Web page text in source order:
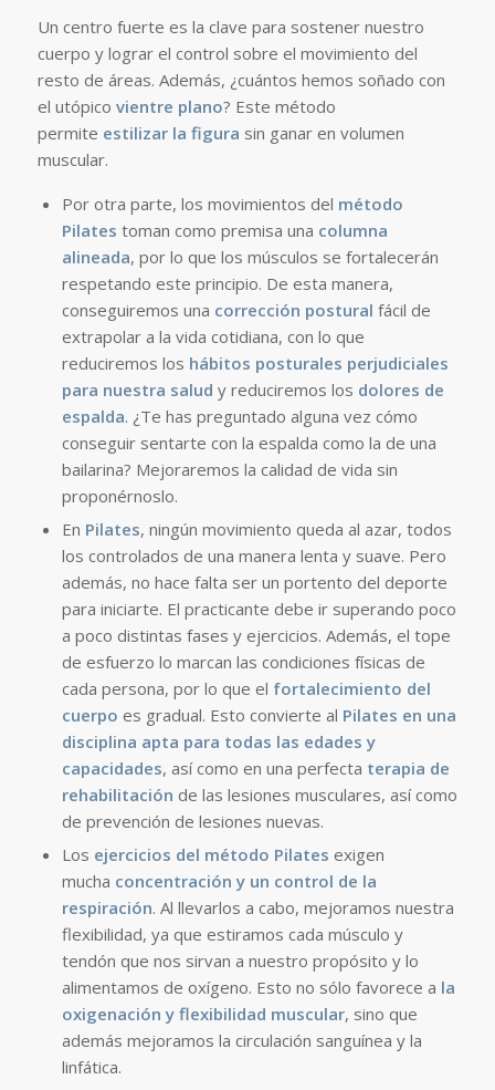
Un centro fuerte es la clave para sostener nuestro
cuerpo y lograr el control sobre el movimiento del
resto de áreas. Además, ¿cuántos hemos soñado con
el utópico vientre plano? Este método
permite estilizar la figura sin ganar en volumen
muscular.
Por otra parte, los movimientos del método
Pilates toman como premisa una columna
alineada, por lo que los músculos se fortalecerán
respetando este principio. De esta manera,
conseguiremos una corrección postural fácil de
extrapolar a la vida cotidiana, con lo que
reduciremos los hábitos posturales perjudiciales
para nuestra salud y reduciremos los dolores de
espalda. ¿Te has preguntado alguna vez cómo
conseguir sentarte con la espalda como la de una
bailarina? Mejoraremos la calidad de vida sin
proponérnoslo.
En Pilates, ningún movimiento queda al azar, todos
los controlados de una manera lenta y suave. Pero
además, no hace falta ser un portento del deporte
para iniciarte. El practicante debe ir superando poco
a poco distintas fases y ejercicios. Además, el tope
de esfuerzo lo marcan las condiciones físicas de
cada persona, por lo que el fortalecimiento del
cuerpo es gradual. Esto convierte al Pilates en una
disciplina apta para todas las edades y
capacidades, así como en una perfecta terapia de
rehabilitación de las lesiones musculares, así como
de prevención de lesiones nuevas.
Los ejercicios del método Pilates exigen
mucha concentración y un control de la
respiración. Al llevarlos a cabo, mejoramos nuestra
flexibilidad, ya que estiramos cada músculo y
tendón que nos sirvan a nuestro propósito y lo
alimentamos de oxígeno. Esto no sólo favorece a la
oxigenación y flexibilidad muscular, sino que
además mejoramos la circulación sanguínea y la
linfática.